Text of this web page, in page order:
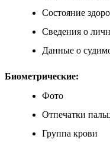
Состояние
Сведения о
Данные о
Биометрические:
Фото
Отпечатки
Группа крови